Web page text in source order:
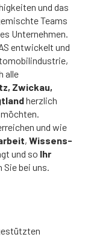
und das
Teams
Unternehmen.
entwickelt und
alle
Zwickau,
herzlich
und wie
, Wissens-
und so Ihr
bei uns.